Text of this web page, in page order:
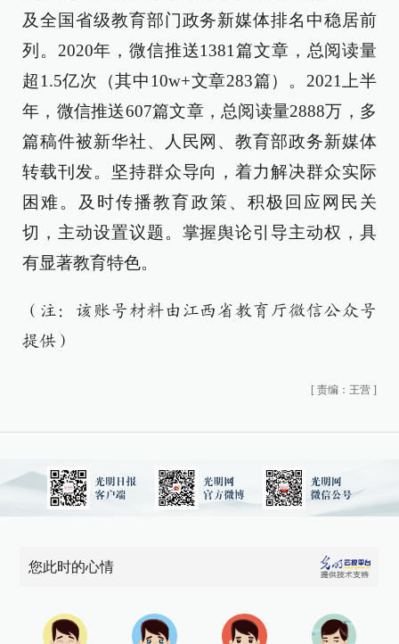
及全国省级教育部门政务新媒体排名中稳居前
列。2020年，微信推送1381篇文章，总阅读量
超1.5亿次（其中10w+文章283篇）。2021上半
年，微信推送607篇文章，总阅读量2888万，多
篇稿件被新华社、人民网、教育部政务新媒体
转载刊发。坚持群众导向，着力解决群众实际
困难。及时传播教育政策、积极回应网民关
切，主动设置议题。掌握舆论引导主动权，具
有显著教育特色。
（注：该账号材料由江西省教育厅微信公众号
提供）
[ 责编：王营 ]
您此时的心情